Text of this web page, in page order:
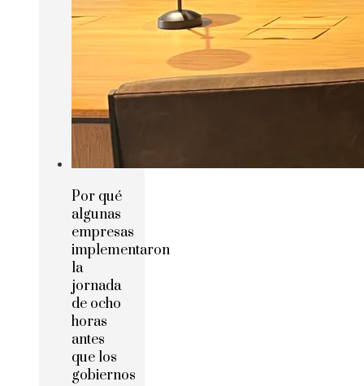
Por qué
algunas
empresas
implementaron
la
jornada
de ocho
horas
antes
que los
gobiernos